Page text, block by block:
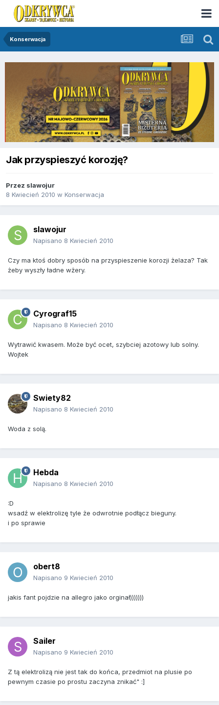
Konserwacja
Jak przyspieszyć korozję?
Przez slawojur
8 Kwiecień 2010 w Konserwacja
slawojur
Napisano 8 Kwiecień 2010
Czy ma ktoś dobry sposób na przyspieszenie korozji żelaza? Tak
żeby wyszły ładne wżery.
Cyrograf15
Napisano 8 Kwiecień 2010
Wytrawić kwasem. Może być ocet, szybciej azotowy lub solny.
Wojtek
Swiety82
Napisano 8 Kwiecień 2010
Woda z solą.
Hebda
Napisano 8 Kwiecień 2010
:D
wsadź w elektrolizę tyle że odwrotnie podłącz bieguny.
i po sprawie
obert8
Napisano 9 Kwiecień 2010
jakis fant pojdzie na allegro jako orginał)))))))
Sailer
Napisano 9 Kwiecień 2010
Z tą elektrolizą nie jest tak do końca, przedmiot na plusie po
pewnym czasie po prostu zaczyna znikać" :]